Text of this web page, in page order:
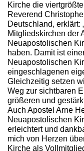
Kirche die
Reverend
Deutschland, erklärt:
Mitgliedskirchen der
Neuapostolischen
haben. Damit ist
Neuapostolischen
eingeschlagenen
Gleichzeitig setzen
Weg zur sichtbaren
größeren und
Auch Apostel Arne
Neuapostolischen
erleichtert und
mich von Herzen
Kirche als